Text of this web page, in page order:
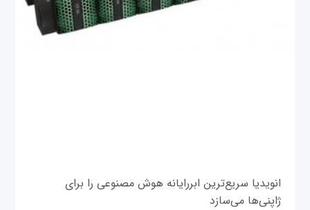
انویدیا سریع‌ترین ابررایانه هوش مصنوعی را برای
ژاپنی‌ها می‌سازد